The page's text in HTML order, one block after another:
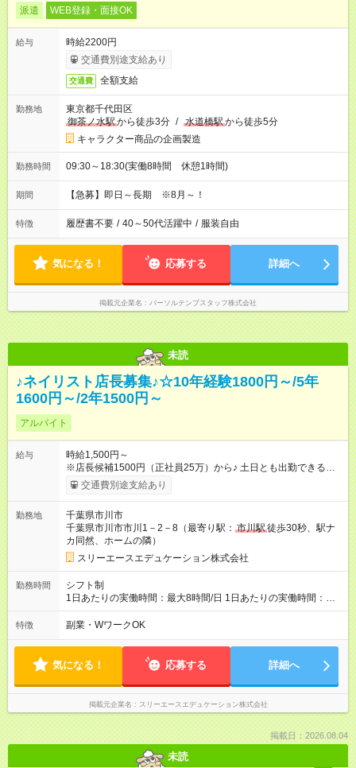
派遣 WEB登録・面接OK
給与
時給2200円
交通費別途支給あり
交通費 全額支給
勤務地
東京都千代田区
御茶ノ水駅から徒歩3分 / 水道橋駅から徒歩5分
キャラクター商品の企画製造
勤務時間 09:30～18:30(実働8時間 休憩1時間)
期間 【急募】即日～長期 ※8月～！
特徴 履歴書不要 / 40～50代活躍中 / 服装自由
気になる！ 応募する 詳細へ
掲載元企業名 パーソルテンプスタッフ株式会社
未読
♪ネイリスト店長募集♪☆10年経験1800円～/5年
1600円～/2年1500円～
アルバイト
給与
時給1,500円～
※店長候補1500円（正社員25万）から♪ 土日とも出勤できる方
１０年経験1800円から ５年経験1600円から ２年経験1500円か
ら ※試用期間は３ヶ月で、その間の雇用形態はアルバイトで
間あり 試用期間の長さ：3ヶ月 雇用形態、給与は本採用時と同
じです。
交通費別途支給あり
勤務地
千葉県市川市
千葉県市川市市川1－2－8（最寄り駅： 市川駅徒歩30秒、駅ナ
カ同然、ホームの隣）
スリーエースエデュケーション株式会社
勤務時間
シフト制
1日あたりの実働時間：最大8時間/日 1日あたりの実働時間：８
時間 シフト例 ・10時00分～19時00分 休憩1時間（１２：００
－１３：００） 自分の好きなデザインできます、休みも取得し
特徴 副業・WワークOK
気になる！ 応募する 詳細へ
掲載元企業名 スリーエースエデュケーション株式会社
掲載日：2026.08.04
未読